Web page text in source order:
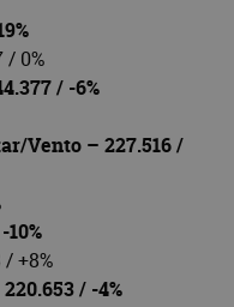
/ 0%
/ -6%
Vento – 227.516 /
+8%
/ -4%